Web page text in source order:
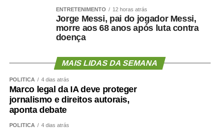
ENTRETENIMENTO 12 horas atrás
Jorge Messi, pai do jogador Messi,
morre aos 68 anos após luta contra
doença
MAIS LIDAS DA SEMANA
POLÍTICA 4 dias atrás
Marco legal da IA deve proteger
jornalismo e direitos autorais,
aponta debate
POLÍTICA 4 dias atrás